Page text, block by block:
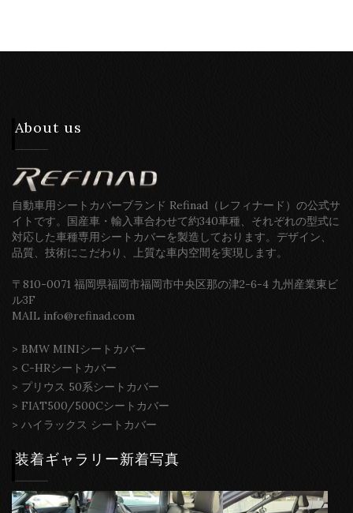
About us
自動車用シートカバーブランド Refinad（レフィナード）の公式サ
イトです。国産車・輸入車合わせて約340車種、それぞれの型式に
対応した車種専用シートカバーを製造しております。デザイン、
品質、技術にこだわり、上質な車内空間を実現します。
〒810-0071 福岡県福岡市福岡市中央区那の津2-6-4 九州産業東ビ
ル3F
MAIL info@refinad.com
> BMW MINIシートカバー
> C-HRシートカバー
> プリウス 50系シートカバー
> FIAT500/500Cシートカバー
> ハイラックス シートカバー
装着ギャラリー新着写真